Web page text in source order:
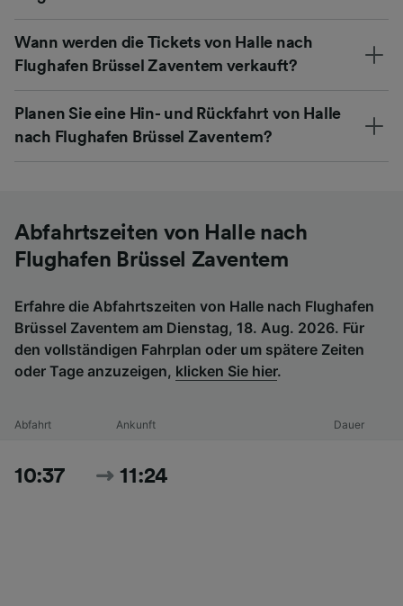
Wann werden die Tickets von Halle nach
Flughafen Brüssel Zaventem verkauft?
Planen Sie eine Hin- und Rückfahrt von Halle
nach Flughafen Brüssel Zaventem?
Abfahrtszeiten von Halle nach
Flughafen Brüssel Zaventem
Erfahre die Abfahrtszeiten von Halle nach Flughafen
Brüssel Zaventem am Dienstag, 18. Aug. 2026. Für
den vollständigen Fahrplan oder um spätere Zeiten
oder Tage anzuzeigen, klicken Sie hier.
Abfahrt Ankunft Dauer
10:37 11:24